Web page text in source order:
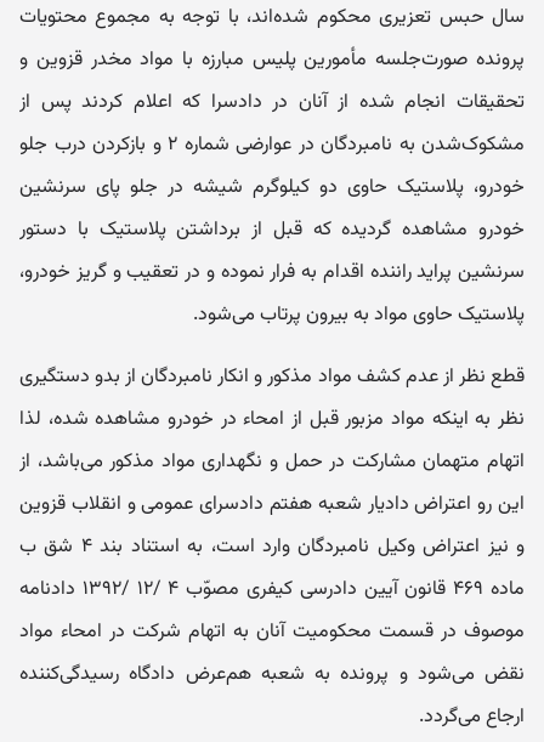
سال حبس تعزیری محکوم شده‌اند، با توجه به مجموع محتویات
پرونده صورت‌جلسه مأمورین پلیس مبارزه با مواد مخدر قزوین و
تحقیقات انجام شده از آنان در دادسرا که اعلام کردند پس از
مشکوک‌شدن به نامبردگان در عوارضی شماره ۲ و باز‌‌‌کردن درب جلو
خودرو، پلاستیک حاوی دو کیلوگرم شیشه در جلو پای سرنشین
خودرو مشاهده گردیده که قبل از برداشتن پلاستیک با دستور
سرنشین پراید راننده اقدام به فرار نموده و در تعقیب و گریز خودرو،
پلاستیک حاوی مواد به بیرون پرتاب می‌شود.
قطع نظر از عدم کشف مواد مذکور و انکار نامبردگان از بدو دستگیری
نظر به اینکه مواد مزبور قبل از امحاء در خودرو مشاهده شده، لذا
اتهام متهمان مشارکت در حمل و نگهداری مواد مذکور می‌باشد، از
این رو اعتراض دادیار شعبه هفتم دادسرای عمومی و انقلاب قزوین
و نیز اعتراض وکیل نامبردگان وارد است، به استناد بند ۴ شق ب
ماده ۴۶۹ قانون آیین ‌دادرسی کیفری مصوّب ۴ /۱۲ /۱۳۹۲ دادنامه
موصوف در قسمت محکومیت آنان به اتهام شرکت در امحاء مواد
نقض می‌شود و پرونده به شعبه هم‌عرض دادگاه رسیدگی‌کننده
ارجاع می‌گردد.